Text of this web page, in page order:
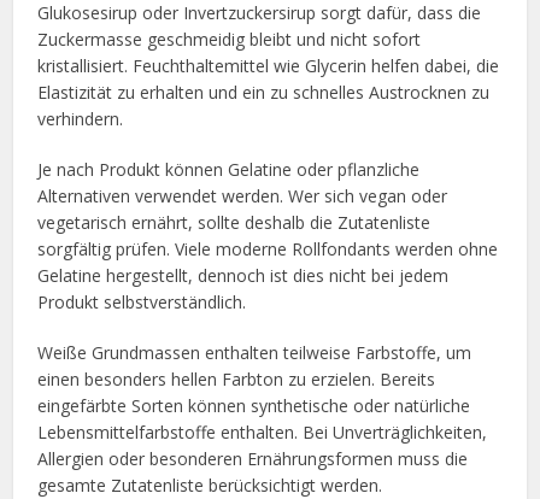
Glukosesirup oder Invertzuckersirup sorgt dafür, dass die
Zuckermasse geschmeidig bleibt und nicht sofort
kristallisiert. Feuchthaltemittel wie Glycerin helfen dabei, die
Elastizität zu erhalten und ein zu schnelles Austrocknen zu
verhindern.
Je nach Produkt können Gelatine oder pflanzliche
Alternativen verwendet werden. Wer sich vegan oder
vegetarisch ernährt, sollte deshalb die Zutatenliste
sorgfältig prüfen. Viele moderne Rollfondants werden ohne
Gelatine hergestellt, dennoch ist dies nicht bei jedem
Produkt selbstverständlich.
Weiße Grundmassen enthalten teilweise Farbstoffe, um
einen besonders hellen Farbton zu erzielen. Bereits
eingefärbte Sorten können synthetische oder natürliche
Lebensmittelfarbstoffe enthalten. Bei Unverträglichkeiten,
Allergien oder besonderen Ernährungsformen muss die
gesamte Zutatenliste berücksichtigt werden.